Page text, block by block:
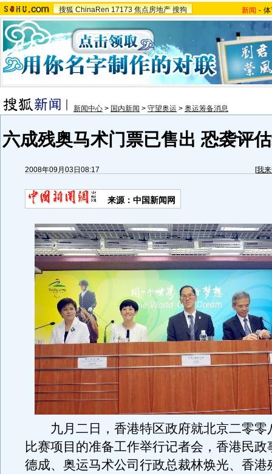
搜狐 ChinaRen 17173 焦点房地产 搜狗 新闻 -
新闻中心 > 国内新闻 > 守望奥运 > 奥运筹备消息
六成残奥马术门票已售出 恐袭评
2008年09月03日08:17 [我
来源：中国新闻网
九月二日，香港特区政府就北京二零零
比赛项目的准备工作举行记者会，香港民政
德成、奥运马术公司行政总裁林焕光、香港